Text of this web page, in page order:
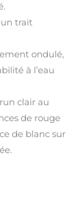
trait
ondulé,
à l’eau
clair au
de rouge
de blanc sur